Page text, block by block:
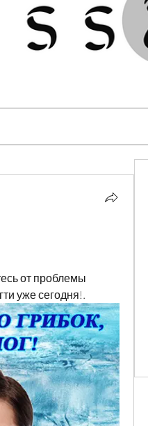
от проблемы
уже сегодня!.